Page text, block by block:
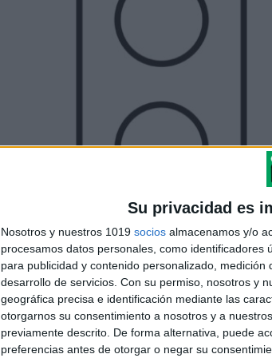
Su privacidad es
Nosotros y nuestros 1019 socios almacenamos y/o
procesamos datos personales, como
para publicidad y contenido personalizado,
desarrollo de servicios. Con su permiso, nosotros y
geográfica precisa e identificación mediante las
otorgarnos su consentimiento a nosotros y a
previamente descrito. De forma alternativa, puede
preferencias antes de otorgar o negar su